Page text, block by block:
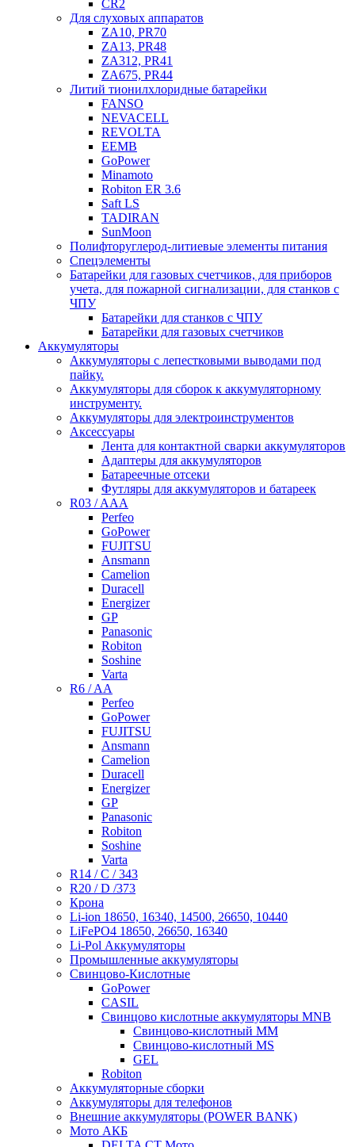
CR2
Для слуховых аппаратов
ZA10, PR70
ZA13, PR48
ZA312, PR41
ZA675, PR44
Литий тионилхлоридные батарейки
FANSO
NEVACELL
REVOLTA
EEMB
GoPower
Minamoto
Robiton ER 3.6
Saft LS
TADIRAN
SunMoon
Полифторуглерод-литиевые элементы питания
Спецэлементы
Батарейки для газовых счетчиков, для приборов
учета, для пожарной сигнализации, для станков с
ЧПУ
Батарейки для станков с ЧПУ
Батарейки для газовых счетчиков
Аккумуляторы
Аккумуляторы с лепестковыми выводами под
пайку.
Аккумуляторы для сборок к аккумуляторному
инструменту.
Аккумуляторы для электроинструментов
Аксессуары
Лента для контактной сварки аккумуляторов
Адаптеры для аккумуляторов
Батареечные отсеки
Футляры для аккумуляторов и батареек
R03 / AAA
Perfeo
GoPower
FUJITSU
Ansmann
Camelion
Duracell
Energizer
GP
Panasonic
Robiton
Soshine
Varta
R6 / AA
Perfeo
GoPower
FUJITSU
Ansmann
Camelion
Duracell
Energizer
GP
Panasonic
Robiton
Soshine
Varta
R14 / C / 343
R20 / D /373
Крона
Li-ion 18650, 16340, 14500, 26650, 10440
LiFePO4 18650, 26650, 16340
Li-Pol Аккумуляторы
Промышленные аккумуляторы
Свинцово-Кислотные
GoPower
CASIL
Свинцово кислотные аккумуляторы MNB
Cвинцово-кислотный MM
Cвинцово-кислотный MS
GEL
Robiton
Аккумуляторные сборки
Аккумуляторы для телефонов
Внешние аккумуляторы (POWER BANK)
Мото АКБ